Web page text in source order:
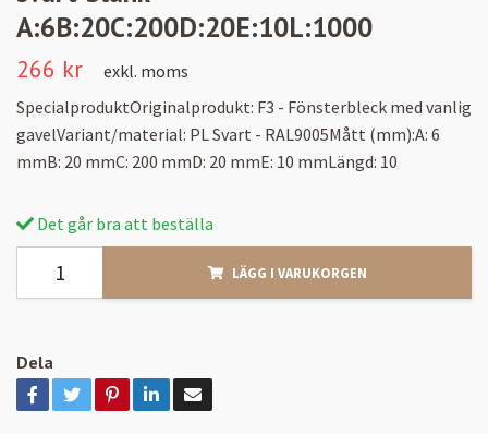
A:6B:20C:200D:20E:10L:1000
266 kr
exkl. moms
SpecialproduktOriginalprodukt: F3 - Fönsterbleck med vanlig
gavelVariant/material: PL Svart - RAL9005Mått (mm):A: 6
mmB: 20 mmC: 200 mmD: 20 mmE: 10 mmLängd: 10
Det går bra att beställa
LÄGG I VARUKORGEN
Dela